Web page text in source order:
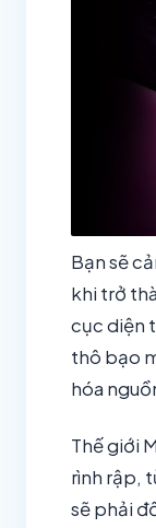
Bạn sẽ
khi trở
cục diện
thô bạo
hóa
Thế giới
rình rập,
sẽ phải